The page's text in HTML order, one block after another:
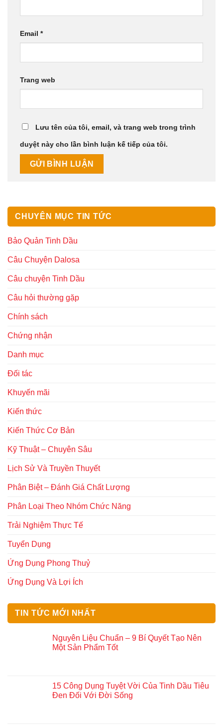
Email *
Trang web
Lưu tên của tôi, email, và trang web trong trình
duyệt này cho lần bình luận kế tiếp của tôi.
CHUYÊN MỤC TIN TỨC
Bảo Quản Tinh Dầu
Câu Chuyện Dalosa
Câu chuyện Tinh Dầu
Câu hỏi thường gặp
Chính sách
Chứng nhận
Danh mục
Đối tác
Khuyến mãi
Kiến thức
Kiến Thức Cơ Bản
Kỹ Thuật – Chuyên Sâu
Lịch Sử Và Truyền Thuyết
Phân Biệt – Đánh Giá Chất Lượng
Phân Loại Theo Nhóm Chức Năng
Trải Nghiệm Thực Tế
Tuyển Dụng
Ứng Dụng Phong Thuỷ
Ứng Dụng Và Lợi Ích
TIN TỨC MỚI NHẤT
Nguyên Liệu Chuẩn – 9 Bí Quyết Tạo Nên
Một Sản Phẩm Tốt
15 Công Dụng Tuyệt Vời Của Tinh Dầu Tiêu
Đen Đối Với Đời Sống